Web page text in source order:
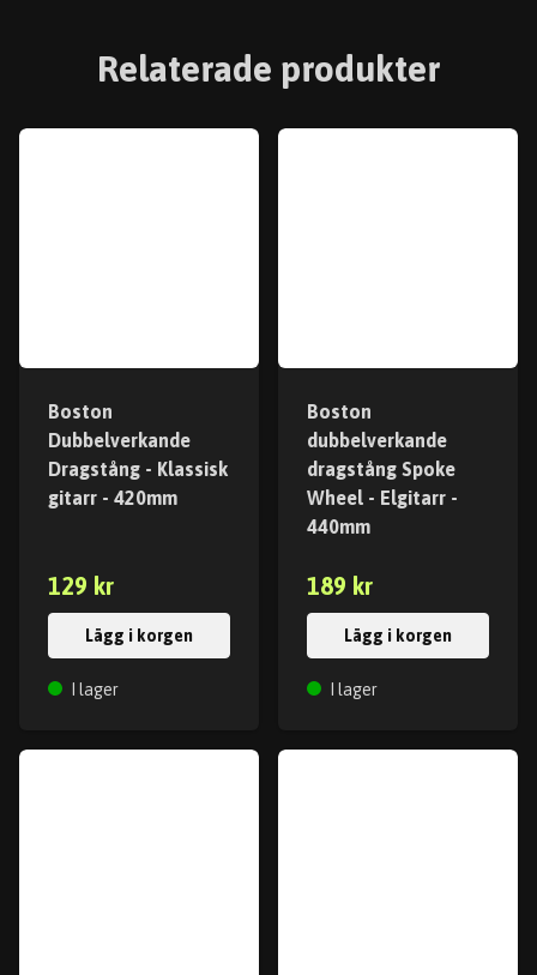
Relaterade produkter
Boston
Dubbelverkande
Dragstång - Klassisk
gitarr - 420mm
129 kr
Lägg i korgen
I lager
Boston
dubbelverkande
dragstång Spoke
Wheel - Elgitarr -
440mm
189 kr
Lägg i korgen
I lager